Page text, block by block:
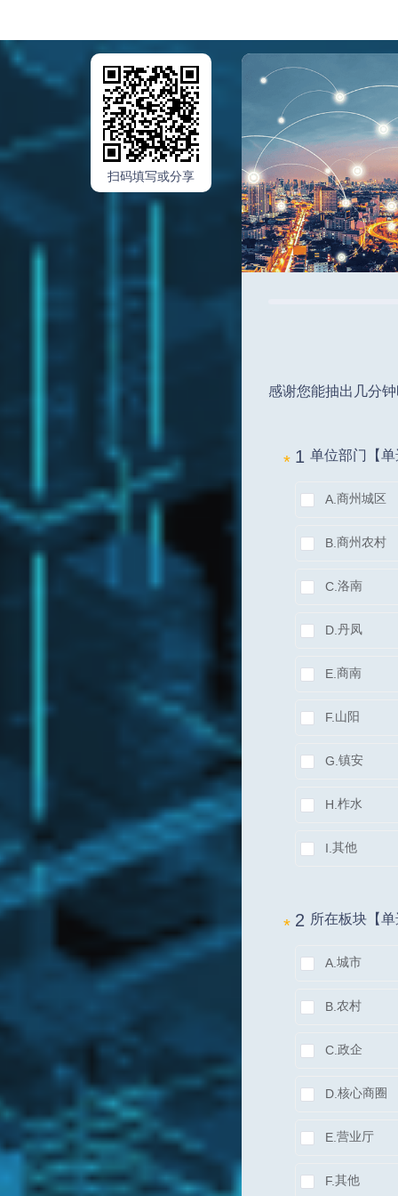
扫码填写或分享
感谢您能抽出几分
* 1 单位部门【
A.商州城区
B.商州农村
C.洛南
D.丹凤
E.商南
F.山阳
G.镇安
H.柞水
I.其他
* 2 所在板块【
A.城市
B.农村
C.政企
D.核心商圈
E.营业厅
F.其他